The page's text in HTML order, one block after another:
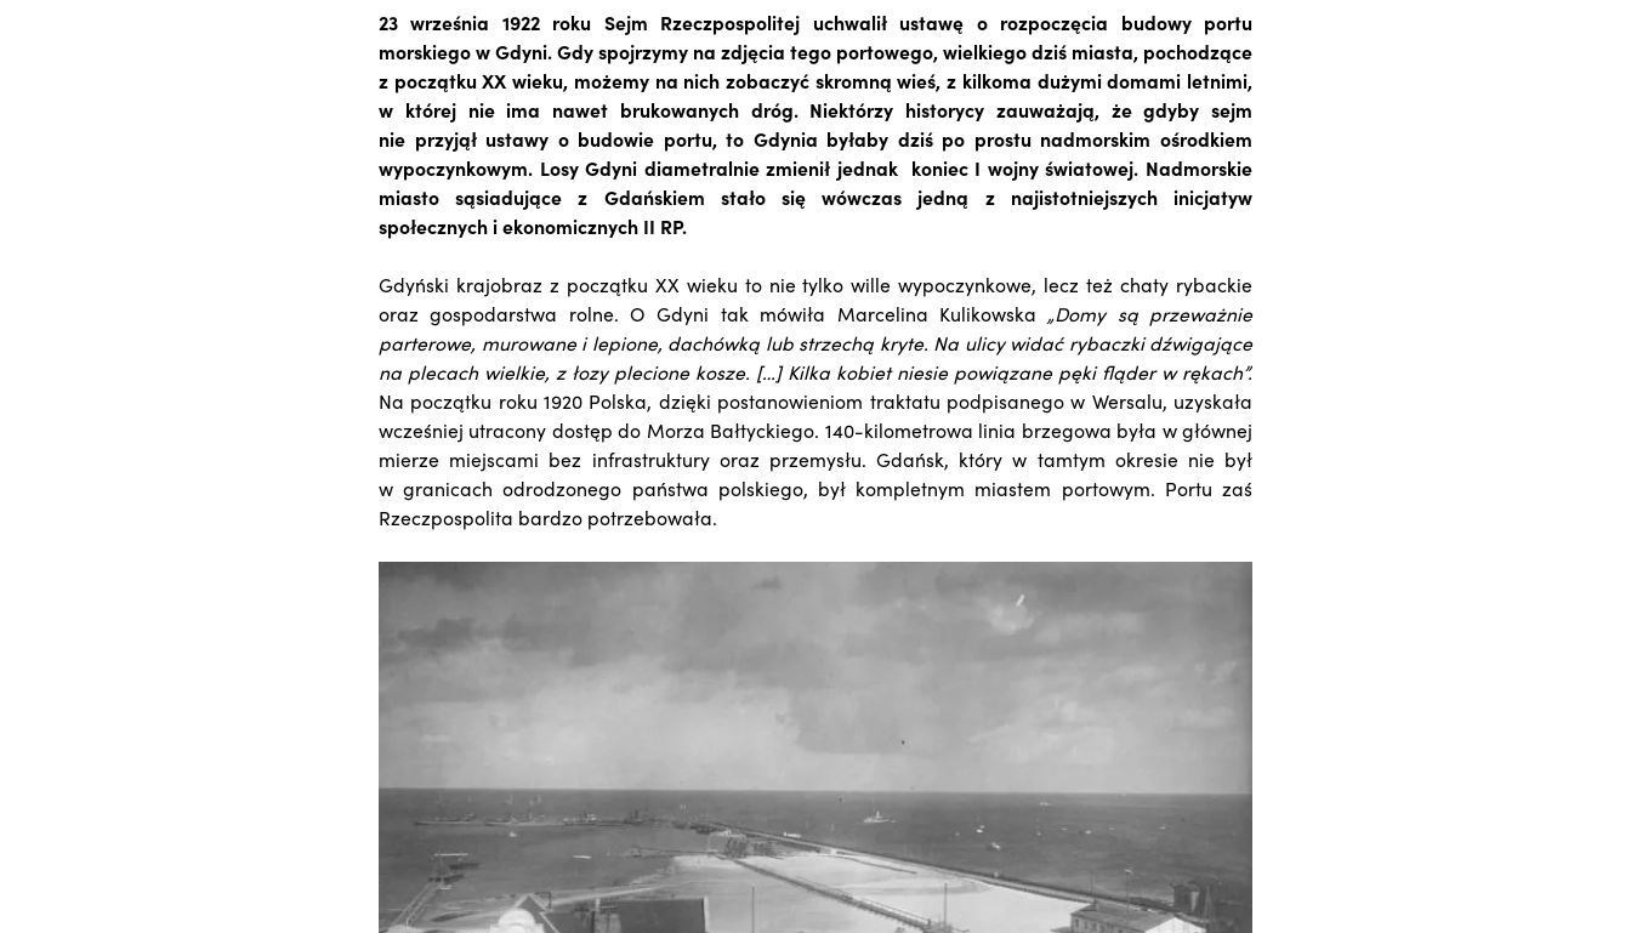
23 września 1922 roku Sejm Rzeczpospolitej uchwalił ustawę o rozpoczęcia budowy portu
morskiego w Gdyni. Gdy spojrzymy na zdjęcia tego portowego, wielkiego dziś miasta, pochodzące
z początku XX wieku, możemy na nich zobaczyć skromną wieś, z kilkoma dużymi domami letnimi,
w której nie ima nawet brukowanych dróg. Niektórzy historycy zauważają, że gdyby sejm
nie przyjął ustawy o budowie portu, to Gdynia byłaby dziś po prostu nadmorskim ośrodkiem
wypoczynkowym. Losy Gdyni diametralnie zmienił jednak koniec I wojny światowej. Nadmorskie
miasto sąsiadujące z Gdańskiem stało się wówczas jedną z najistotniejszych inicjatyw
społecznych i ekonomicznych II RP.
Gdyński krajobraz z początku XX wieku to nie tylko wille wypoczynkowe, lecz też chaty rybackie
oraz gospodarstwa rolne. O Gdyni tak mówiła Marcelina Kulikowska „Domy są przeważnie
parterowe, murowane i lepione, dachówką lub strzechą kryte. Na ulicy widać rybaczki dźwigające
na plecach wielkie, z łozy plecione kosze. […] Kilka kobiet niesie powiązane pęki fląder w rękach”.
Na początku roku 1920 Polska, dzięki postanowieniom traktatu podpisanego w Wersalu, uzyskała
wcześniej utracony dostęp do Morza Bałtyckiego. 140-kilometrowa linia brzegowa była w głównej
mierze miejscami bez infrastruktury oraz przemysłu. Gdańsk, który w tamtym okresie nie był
w granicach odrodzonego państwa polskiego, był kompletnym miastem portowym. Portu zaś
Rzeczpospolita bardzo potrzebowała.